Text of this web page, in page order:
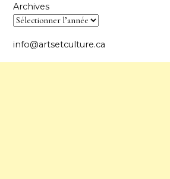
Archives
info@artsetculture.ca